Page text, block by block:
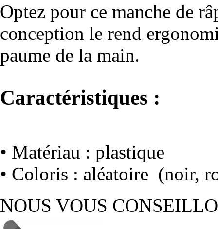
Optez pour ce manche de
conception le rend
paume de la main.
Caractéristiques :
• Matériau : plastique
• Coloris : aléatoire (noir,
NOUS VOUS